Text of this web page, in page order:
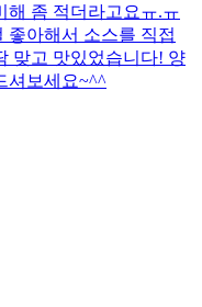
해 좀 적더라고요ㅠ.ㅠ
좋아해서 소스를 직접
맞고 맛있었습니다! 양
셔보세요~^^